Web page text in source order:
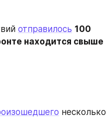
отправилось 100
находится свыше
несколько